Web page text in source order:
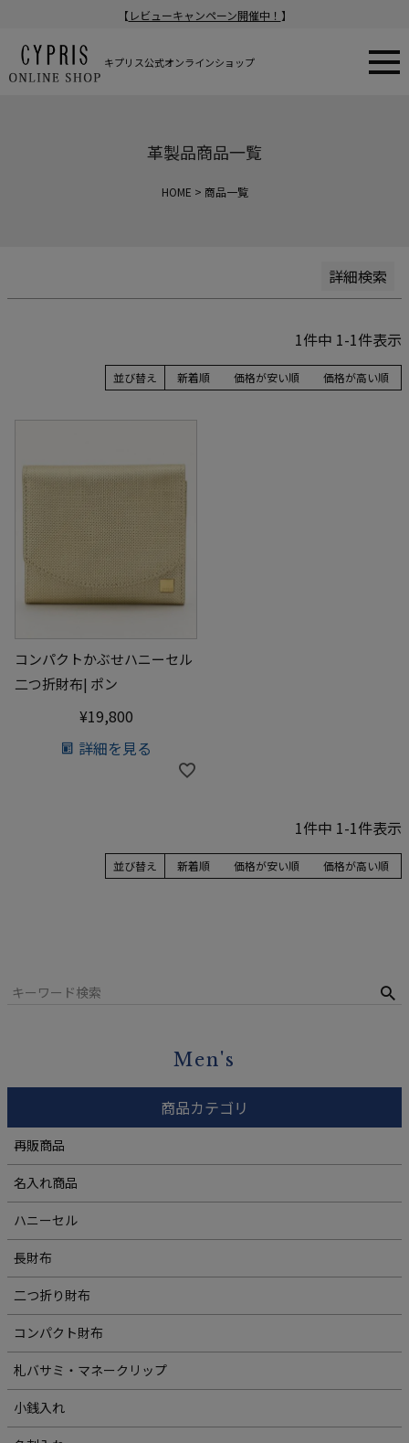
【 レビューキャンペーン開催中！ 】
キプリス公式オンラインショップ
革製品商品一覧
HOME 商品一覧
Men's
商品カテゴリ
再販商品
名入れ商品
ハニーセル
長財布
二つ折り財布
コンパクト財布
札バサミ・マネークリップ
小銭入れ
詳細検索
登録順
価格が安い順
価格が高い順
並び替え 価格が安い順 価格が高い順
新着順
1件中 1-1件表示
コンパクトかぶせハニーセル
二つ折財布| ポン
¥19,800
詳細を見る
並び替え 価格が安い順 価格が高い順
新着順
1件中 1-1件表示